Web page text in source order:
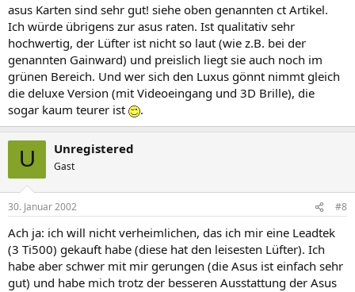
asus Karten sind sehr gut! siehe oben genannten ct Artikel.
Ich würde übrigens zur asus raten. Ist qualitativ sehr
hochwertig, der Lüfter ist nicht so laut (wie z.B. bei der
genannten Gainward) und preislich liegt sie auch noch im
grünen Bereich. Und wer sich den Luxus gönnt nimmt gleich
die deluxe Version (mit Videoeingang und 3D Brille), die
sogar kaum teurer ist
.
U Unregistered
Gast
30. Januar 2002 #8
Ach ja: ich will nicht verheimlichen, das ich mir eine Leadtek
(3 Ti500) gekauft habe (diese hat den leisesten Lüfter). Ich
habe aber schwer mit mir gerungen (die Asus ist einfach sehr
gut) und habe mich trotz der besseren Ausstattung der Asus